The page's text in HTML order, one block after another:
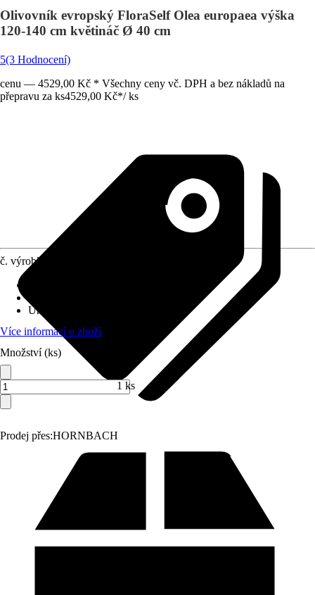
Olivovník evropský FloraSelf Olea europaea výška
120-140 cm květináč Ø 40 cm
5(3 Hodnocení)
cenu — 4529,00 Kč * Všechny ceny vč. DPH a bez nákladů na
přepravu za ks4529,00 Kč*/ ks
Prodej přes:HORNBACH
č. výrobku
Umístění
Více informací o zboží
Množství (ks)
1 ks